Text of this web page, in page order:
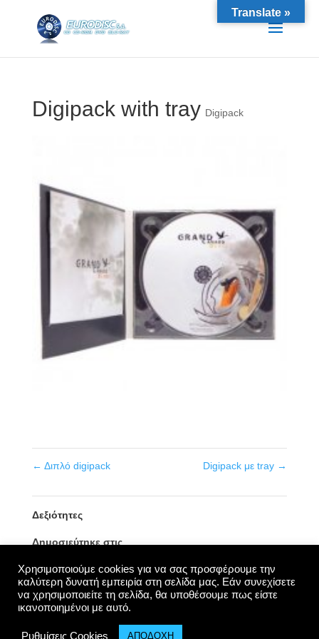
Digipack with tray Digipack
← Διπλό digipack Digipack με tray →
Δεξιότητες
Δημοσιεύτηκε στις
Χρησιμοποιούμε cookies για να σας προσφέρουμε την
καλύτερη δυνατή εμπειρία στη σελίδα μας. Εάν συνεχίσετε
να χρησιμοποιείτε τη σελίδα, θα υποθέσουμε πως είστε
ικανοποιημένοι με αυτό.
Ρυθμίσεις Cookies ΑΠΟΔΟΧΗ
Translate »